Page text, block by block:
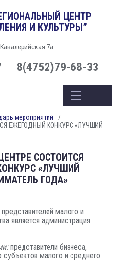
ЦЕНТР
И КУЛЬТУРЫ”
7а
8(4752)79-68-33
мероприятий
ЕЖЕГОДНЫЙ КОНКУРС «ЛУЧШИЙ
СОСТОИТСЯ
«ЛУЧШИЙ
ГОДА»
малого и
является администрация
представители бизнеса,
малого и среднего